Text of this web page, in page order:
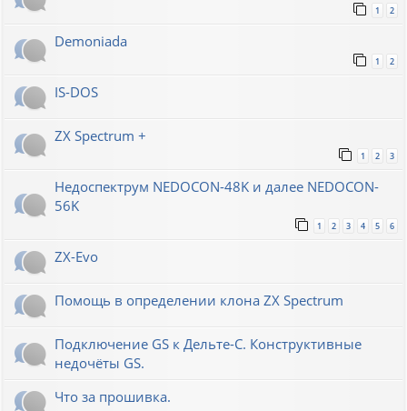
1 2
Demoniada
1 2
IS-DOS
ZX Spectrum +
1 2 3
Недоспектрум NEDOCON-48K и далее NEDOCON-
56K
1 2 3 4 5 6
ZX-Evo
Помощь в определении клона ZX Spectrum
Подключение GS к Дельте-С. Конструктивные
недочёты GS.
Что за прошивка.